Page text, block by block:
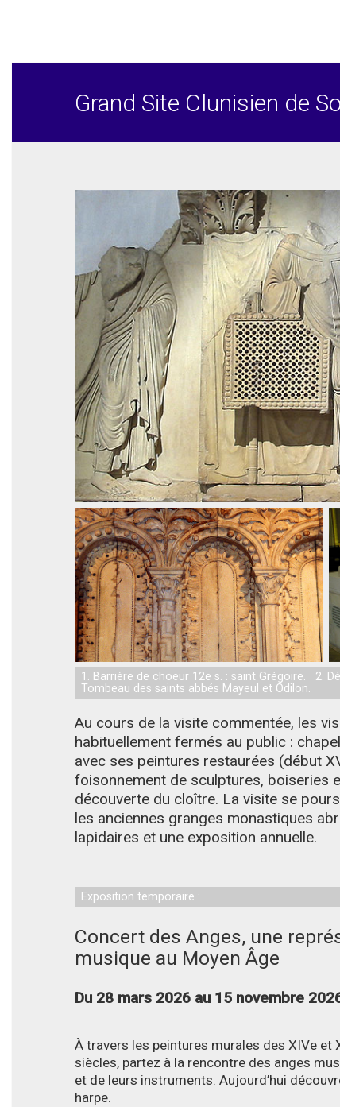
Grand Site Clunisien de
1. Barrière de choeur 12e s. : saint Grégoire. 2.
Tombeau des saints abbés Mayeul et Odilon.
Au cours de la visite commentée, les
habituellement fermés au public :
avec ses peintures restaurées (début
foisonnement de sculptures, boiseries
découverte du cloître. La visite se
les anciennes granges monastiques
lapidaires et une exposition annuelle.
Exposition temporaire :
Concert des Anges, une
musique au Moyen Âge
Du 28 mars 2026 au 15 novembre
À travers les peintures murales des XIVe et
siècles, partez à la rencontre des anges
et de leurs instruments. Aujourd’hui
harpe.